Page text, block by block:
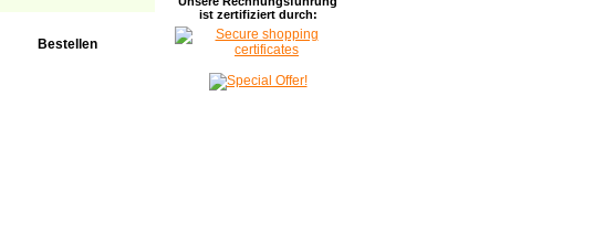
Bestellen
ist zertifiziert durch: